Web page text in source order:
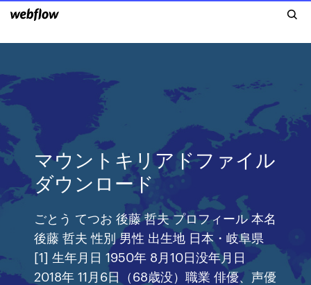
マウントキリアドファイル
ダウンロード
ごとう てつお 後藤 哲夫 プロフィール 本名
後藤 哲夫 性別 男性 出生地 日本・岐阜県
[1] 生年月日 1950年 8月10日没年月日
2018年 11月6日（68歳没）職業 俳優、声優